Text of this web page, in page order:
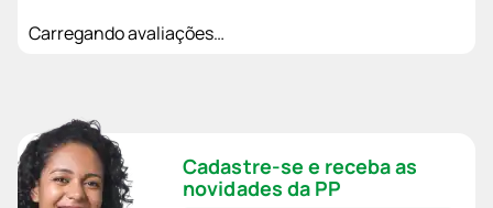
Carregando avaliações…
Cadastre-se e receba as
novidades da PP